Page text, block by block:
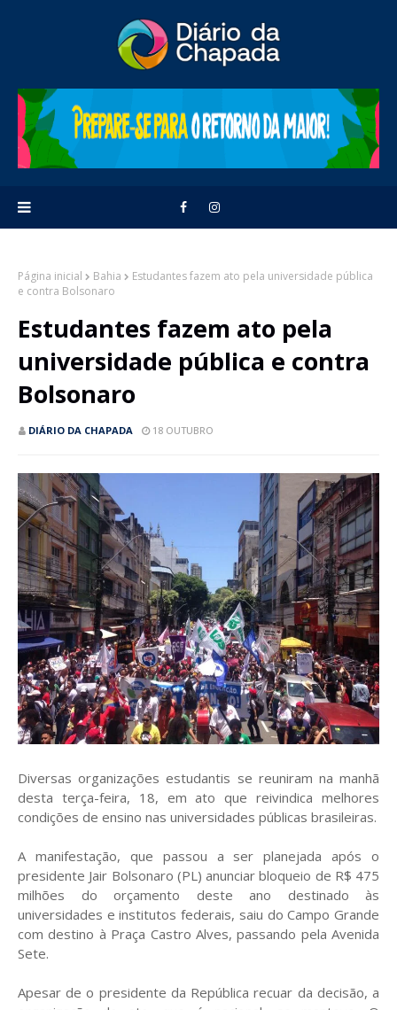
Página inicial Bahia
Estudantes fazem ato pela universidade pública
e contra Bolsonaro
Estudantes fazem ato pela
universidade pública e contra
Bolsonaro
DIÁRIO DA CHAPADA 18 OUTUBRO
Diversas organizações estudantis se reuniram na manhã
desta terça-feira, 18, em ato que reivindica melhores
condições de ensino nas universidades públicas brasileiras.
A manifestação, que passou a ser planejada após o
presidente Jair Bolsonaro (PL) anunciar bloqueio de R$ 475
milhões do orçamento deste ano destinado às
universidades e institutos federais, saiu do Campo Grande
com destino à Praça Castro Alves, passando pela Avenida
Sete.
Apesar de o presidente da República recuar da decisão, a